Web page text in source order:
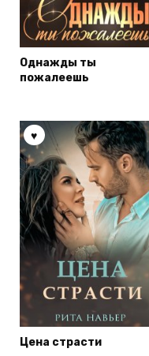
Однажды ты
пожалеешь
Цена страсти